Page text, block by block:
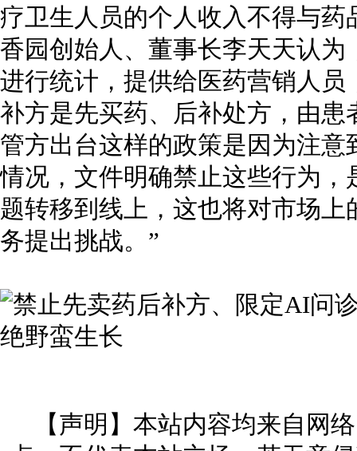
疗卫生人员的个人收入不得与
香园创始人、董事长李天天认
进行统计，提供给医药营销人
补方是先买药、后补处方，由
管方出台这样的政策是因为注
情况，文件明确禁止这些行为
题转移到线上，这也将对市场
务提出挑战。”
【声明】本站内容均来自网